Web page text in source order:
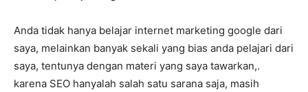
Anda tidak hanya belajar internet marketing google dari
saya, melainkan banyak sekali yang bias anda pelajari dari
saya, tentunya dengan materi yang saya tawarkan,.
karena SEO hanyalah salah satu sarana saja, masih